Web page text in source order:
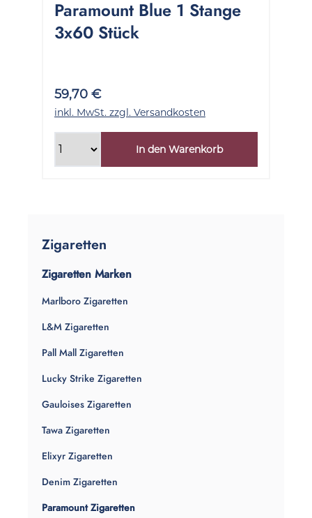
Zigaretten
Zigaretten Marken
Marlboro Zigaretten
L&M Zigaretten
Pall Mall Zigaretten
Lucky Strike Zigaretten
Gauloises Zigaretten
Tawa Zigaretten
Elixyr Zigaretten
Denim Zigaretten
Paramount Zigaretten
Paramount Blue 1 Stange
3x60 Stück
59,70 €
inkl. MwSt. zzgl. Versandkosten
In den Warenkorb